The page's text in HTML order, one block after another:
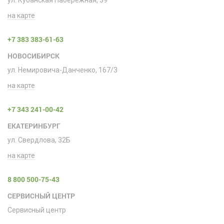
на карте
+7 383 383-61-63
НОВОСИБИРСК
ул. Немировича-Данченко, 167/3
на карте
+7 343 241-00-42
ЕКАТЕРИНБУРГ
ул. Свердлова, 32Б
на карте
8 800 500-75-43
СЕРВИСНЫЙ ЦЕНТР
Сервисный центр